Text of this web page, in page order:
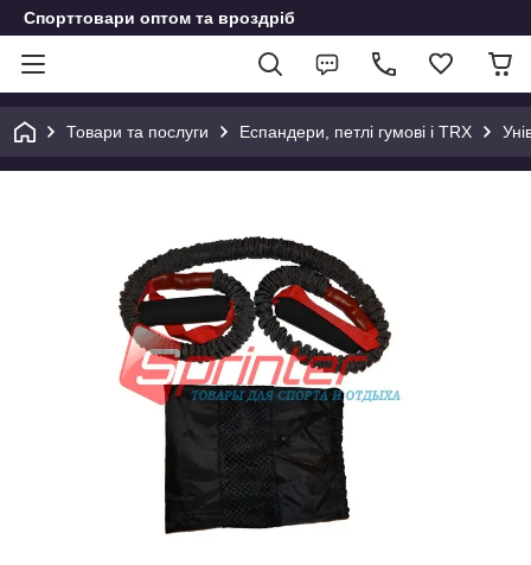
Спорттовари оптом та вроздріб
Товари та послуги Еспандери, петлі гумові і TRX